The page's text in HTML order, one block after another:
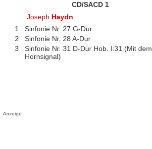
CD/SACD 1
Joseph Haydn
1
Sinfonie Nr. 27 G-Dur
2
Sinfonie Nr. 28 A-Dur
3
Sinfonie Nr. 31 D-Dur Hob. I:31 (Mit dem
Hornsignal)
Anzeige